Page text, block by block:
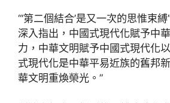
“‘第二個結合’是又一次的思惟束
深入指出，中國式現代化賦予中
力，中華文明賦予中國式現代化
式現代化是中華平易近族的舊邦
華文明重煥榮光。”